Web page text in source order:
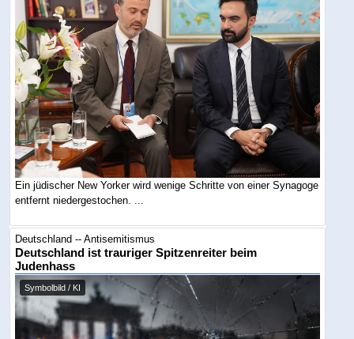
Ein jüdischer New Yorker wird wenige Schritte von einer Synagoge
entfernt niedergestochen. ...
Deutschland -- Antisemitismus
Deutschland ist trauriger Spitzenreiter beim
Judenhass
Symbolbild / KI